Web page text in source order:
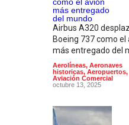
Airbus A320
Boeing 737 como el
más entregado del
Aerolíneas, Aeronaves
historicas, Aeropuertos,
Aviación Comercial
octubre 13, 2025